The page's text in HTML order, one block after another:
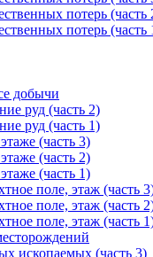
потерь (часть
потерь (часть
добычи
руд (часть 2)
руд (часть 1)
(часть 3)
(часть 2)
(часть 1)
поле, этаж (часть
поле, этаж (часть
поле, этаж (часть
ископаемых (часть 3)